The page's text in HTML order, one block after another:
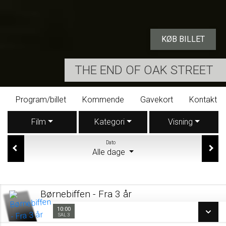
THE END OF OAK STREET
KØB BILLET
Program/billet Kommende Gavekort Kontakt
Film Kategori Visning
Dato
Alle dage
Børnebiffen - Fra 3 år
10:00
SAL 3
Sal 3